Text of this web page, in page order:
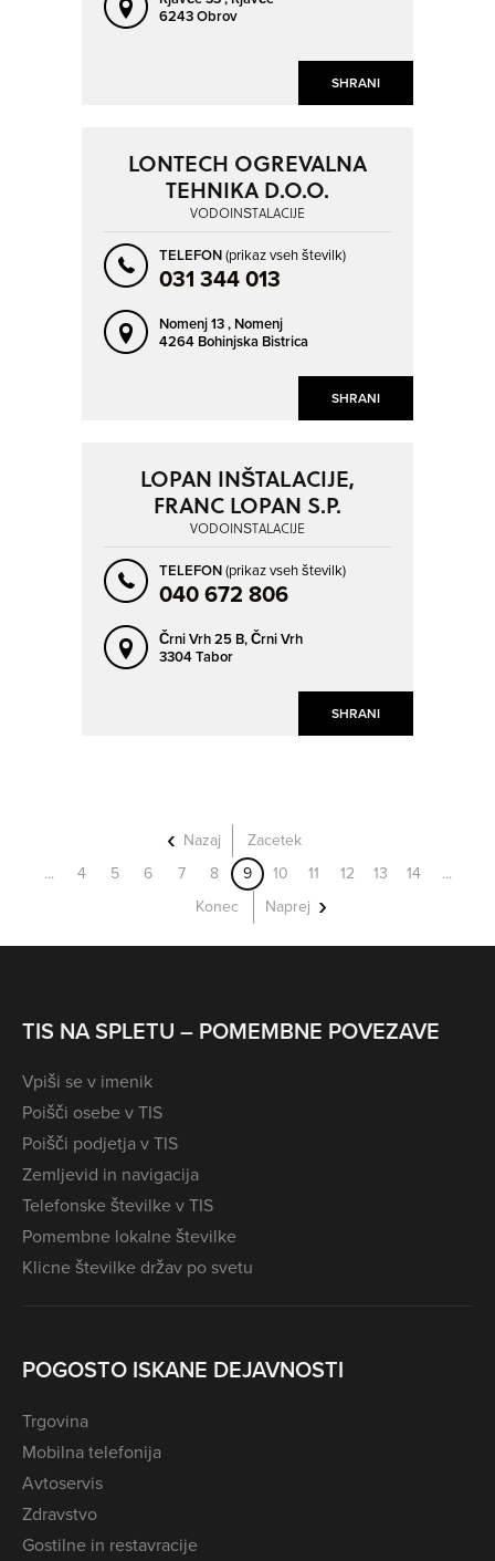
SHRANI
6243 Obrov
SHRANI
LONTECH OGREVALNA
TEHNIKA D.O.O.
VODOINŠTALACIJE
TELEFON(prikaz vseh številk)
031 344 013
Nomenj 13 , Nomenj
4264 Bohinjska Bistrica
SHRANI
LOPAN INŠTALACIJE,
FRANC LOPAN S.P.
VODOINŠTALACIJE
TELEFON(prikaz vseh številk)
040 672 806
Črni Vrh 25 B,Črni Vrh
3304 Tabor
Nazaj
Zacetek
...
4 5 6 7 8 9 10 11 12 13 14
...
Konec
Naprej
TIS NA SPLETU – POMEMBNE POVEZAVE
Vpiši se v imenik
Poišči osebe v TIS
Poišči podjetja v TIS
Zemljevid in navigacija
Telefonske številke v TIS
Pomembne lokalne številke
Klicne številke držav po svetu
POGOSTO ISKANE DEJAVNOSTI
Trgovina
Mobilna telefonija
Avtoservis
Zdravstvo
Gostilne in restavracije